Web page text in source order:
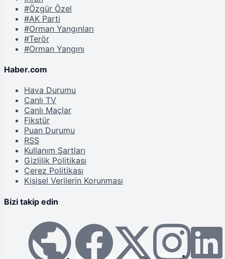
#Özgür Özel
#AK Parti
#Orman Yangınları
#Terör
#Orman Yangını
Haber.com
Hava Durumu
Canlı TV
Canlı Maçlar
Fikstür
Puan Durumu
RSS
Kullanım Şartları
Gizlilik Politikası
Çerez Politikası
Kişisel Verilerin Korunması
Bizi takip edin